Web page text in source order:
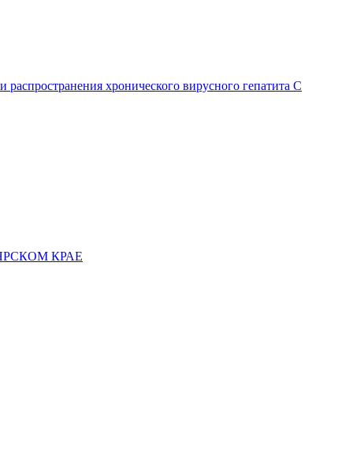
хронического вирусного гепатита C
КРАЕ